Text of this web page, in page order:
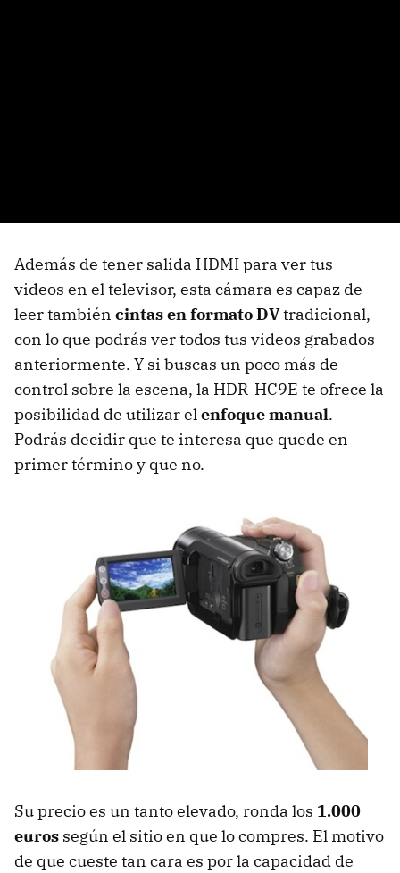
Además de tener salida HDMIpara ver tus
videos en el televisor, esta cámara es capaz de
leer también cintas en formato DVtradicional,
con lo que podrás ver todos tus videos grabados
anteriormente. Y si buscas un poco más de
control sobre la escena, la HDR-HC9E te ofrece la
posibilidad de utilizar elenfoque manual.
Podrás decidir que te interesa que quede en
primer término y que no.
Su precio es un tanto elevado, ronda los 1.000
euros según el sitio en que lo compres. El motivo
de que cueste tan cara es por la capacidad de